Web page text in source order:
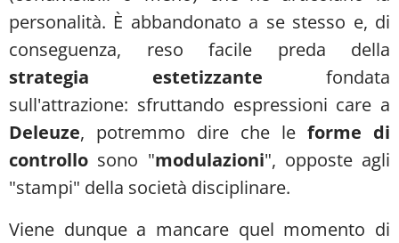
personalità. È abbandonato a se stesso e, di
conseguenza, reso facile preda della
strategia estetizzante fondata
sull'attrazione: sfruttando espressioni care a
Deleuze, potremmo dire che le forme di
controllo sono "modulazioni", opposte agli
"stampi" della società disciplinare.
Viene dunque a mancare quel momento di